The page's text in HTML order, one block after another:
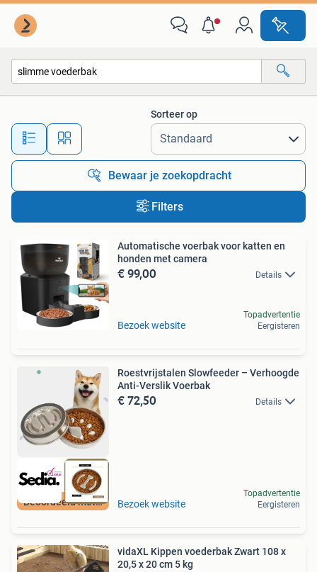
Alle afstanden…
Sorteer op
Bewaar je zoekopdracht
Filters
Automatische voerbak voor katten en
honden met camera
€ 99,00 Details
Bezoek website
Topadvertentie
Eergisteren
Beoordeeld met 9+
Roestvrijstalen Slowfeeder – Verhoogde
Anti-Verslik Voerbak
€ 72,50 Details
Bezoek website
Topadvertentie
Eergisteren
vidaXL Kippen voederbak Zwart 108 x
20,5 x 20 cm 5 kg